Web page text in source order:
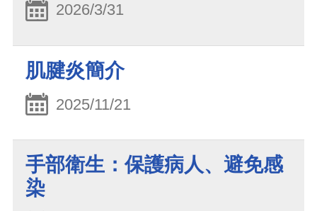
2026/3/31
肌腱炎簡介
2025/11/21
手部衛生：保護病人、避免感
染